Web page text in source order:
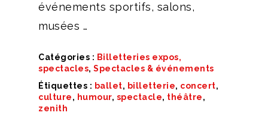
événements sportifs, salons,
musées …
Catégories : Billetteries expos,
spectacles, Spectacles & événements
Étiquettes : ballet, billetterie, concert,
culture, humour, spectacle, théâtre,
zenith